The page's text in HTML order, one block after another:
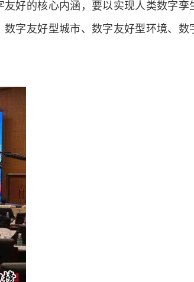
好的核心内涵，要以实现人类数字孪
字友好型城市、数字友好型环境、数